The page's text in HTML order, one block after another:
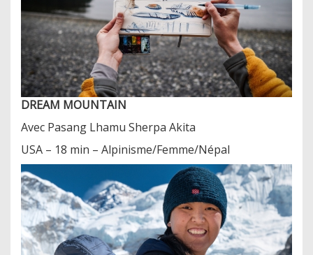
DREAM MOUNTAIN
Avec Pasang Lhamu Sherpa Akita
USA – 18 min – Alpinisme/Femme/Népal